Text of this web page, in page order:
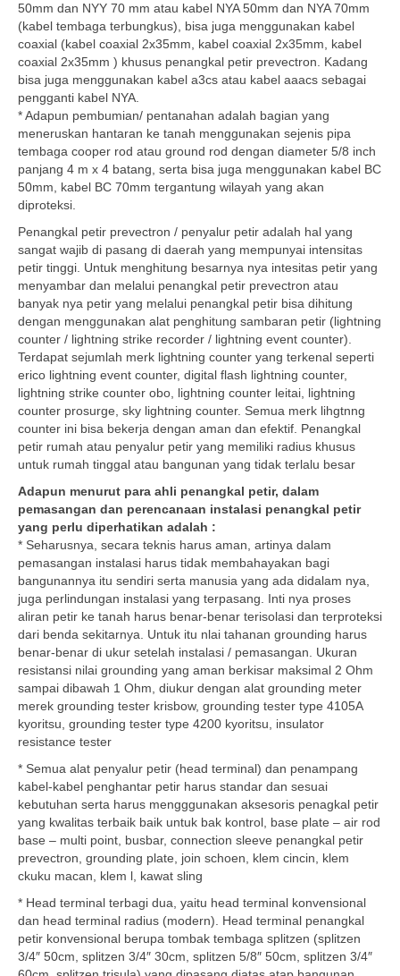
50mm dan NYY 70 mm atau kabel NYA 50mm dan NYA 70mm
(kabel tembaga terbungkus), bisa juga menggunakan kabel
coaxial (kabel coaxial 2x35mm, kabel coaxial 2x35mm, kabel
coaxial 2x35mm ) khusus penangkal petir prevectron. Kadang
bisa juga menggunakan kabel a3cs atau kabel aaacs sebagai
pengganti kabel NYA.
* Adapun pembumian/ pentanahan adalah bagian yang
meneruskan hantaran ke tanah menggunakan sejenis pipa
tembaga cooper rod atau ground rod dengan diameter 5/8 inch
panjang 4 m x 4 batang, serta bisa juga menggunakan kabel BC
50mm, kabel BC 70mm tergantung wilayah yang akan
diproteksi.
Penangkal petir prevectron / penyalur petir adalah hal yang
sangat wajib di pasang di daerah yang mempunyai intensitas
petir tinggi. Untuk menghitung besarnya nya intesitas petir yang
menyambar dan melalui penangkal petir prevectron atau
banyak nya petir yang melalui penangkal petir bisa dihitung
dengan menggunakan alat penghitung sambaran petir (lightning
counter / lightning strike recorder / lightning event counter).
Terdapat sejumlah merk lightning counter yang terkenal seperti
erico lightning event counter, digital flash lightning counter,
lightning strike counter obo, lightning counter leitai, lightning
counter prosurge, sky lightning counter. Semua merk lihgtnng
counter ini bisa bekerja dengan aman dan efektif. Penangkal
petir rumah atau penyalur petir yang memiliki radius khusus
untuk rumah tinggal atau bangunan yang tidak terlalu besar
Adapun menurut para ahli penangkal petir, dalam
pemasangan dan perencanaan instalasi penangkal petir
yang perlu diperhatikan adalah :
* Seharusnya, secara teknis harus aman, artinya dalam
pemasangan instalasi harus tidak membahayakan bagi
bangunannya itu sendiri serta manusia yang ada didalam nya,
juga perlindungan instalasi yang terpasang. Inti nya proses
aliran petir ke tanah harus benar-benar terisolasi dan terproteksi
dari benda sekitarnya. Untuk itu nlai tahanan grounding harus
benar-benar di ukur setelah instalasi / pemasangan. Ukuran
resistansi nilai grounding yang aman berkisar maksimal 2 Ohm
sampai dibawah 1 Ohm, diukur dengan alat grounding meter
merek grounding tester krisbow, grounding tester type 4105A
kyoritsu, grounding tester type 4200 kyoritsu, insulator
resistance tester
* Semua alat penyalur petir (head terminal) dan penampang
kabel-kabel penghantar petir harus standar dan sesuai
kebutuhan serta harus mengggunakan aksesoris penagkal petir
yang kwalitas terbaik baik untuk bak kontrol, base plate – air rod
base – multi point, busbar, connection sleeve penangkal petir
prevectron, grounding plate, join schoen, klem cincin, klem
ckuku macan, klem l, kawat sling
* Head terminal terbagi dua, yaitu head terminal konvensional
dan head terminal radius (modern). Head terminal penangkal
petir konvensional berupa tombak tembaga splitzen (splitzen
3/4″ 50cm, splitzen 3/4″ 30cm, splitzen 5/8″ 50cm, splitzen 3/4″